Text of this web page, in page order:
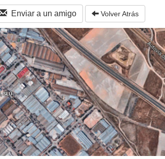
Enviar a un amigo Volver Atrás